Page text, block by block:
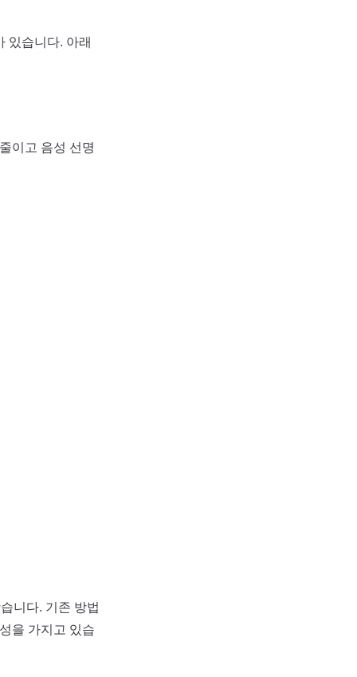
있습니다. 아래
이고 음성 선명
니다. 기존 방법
을 가지고 있습